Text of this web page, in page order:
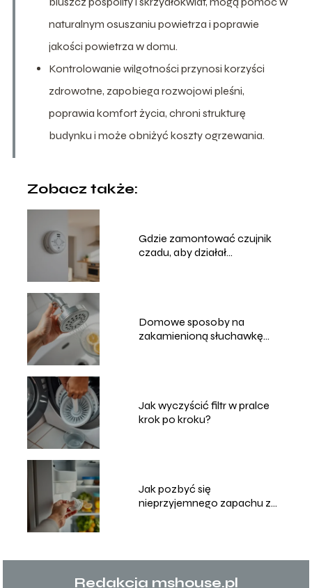
naturalnym osuszaniu powietrza i poprawie
jakości powietrza w domu.
Kontrolowanie wilgotności przynosi korzyści
zdrowotne, zapobiega rozwojowi pleśni,
poprawia komfort życia, chroni strukturę
budynku i może obniżyć koszty ogrzewania.
Zobacz także:
Gdzie zamontować czujnik
czadu, aby działał
Domowe sposoby na
zakamienioną słuchawkę
Jak wyczyścić filtr w pralce
krok po kroku?
Jak pozbyć się
nieprzyjemnego zapachu z
Redakcja mshouse.pl